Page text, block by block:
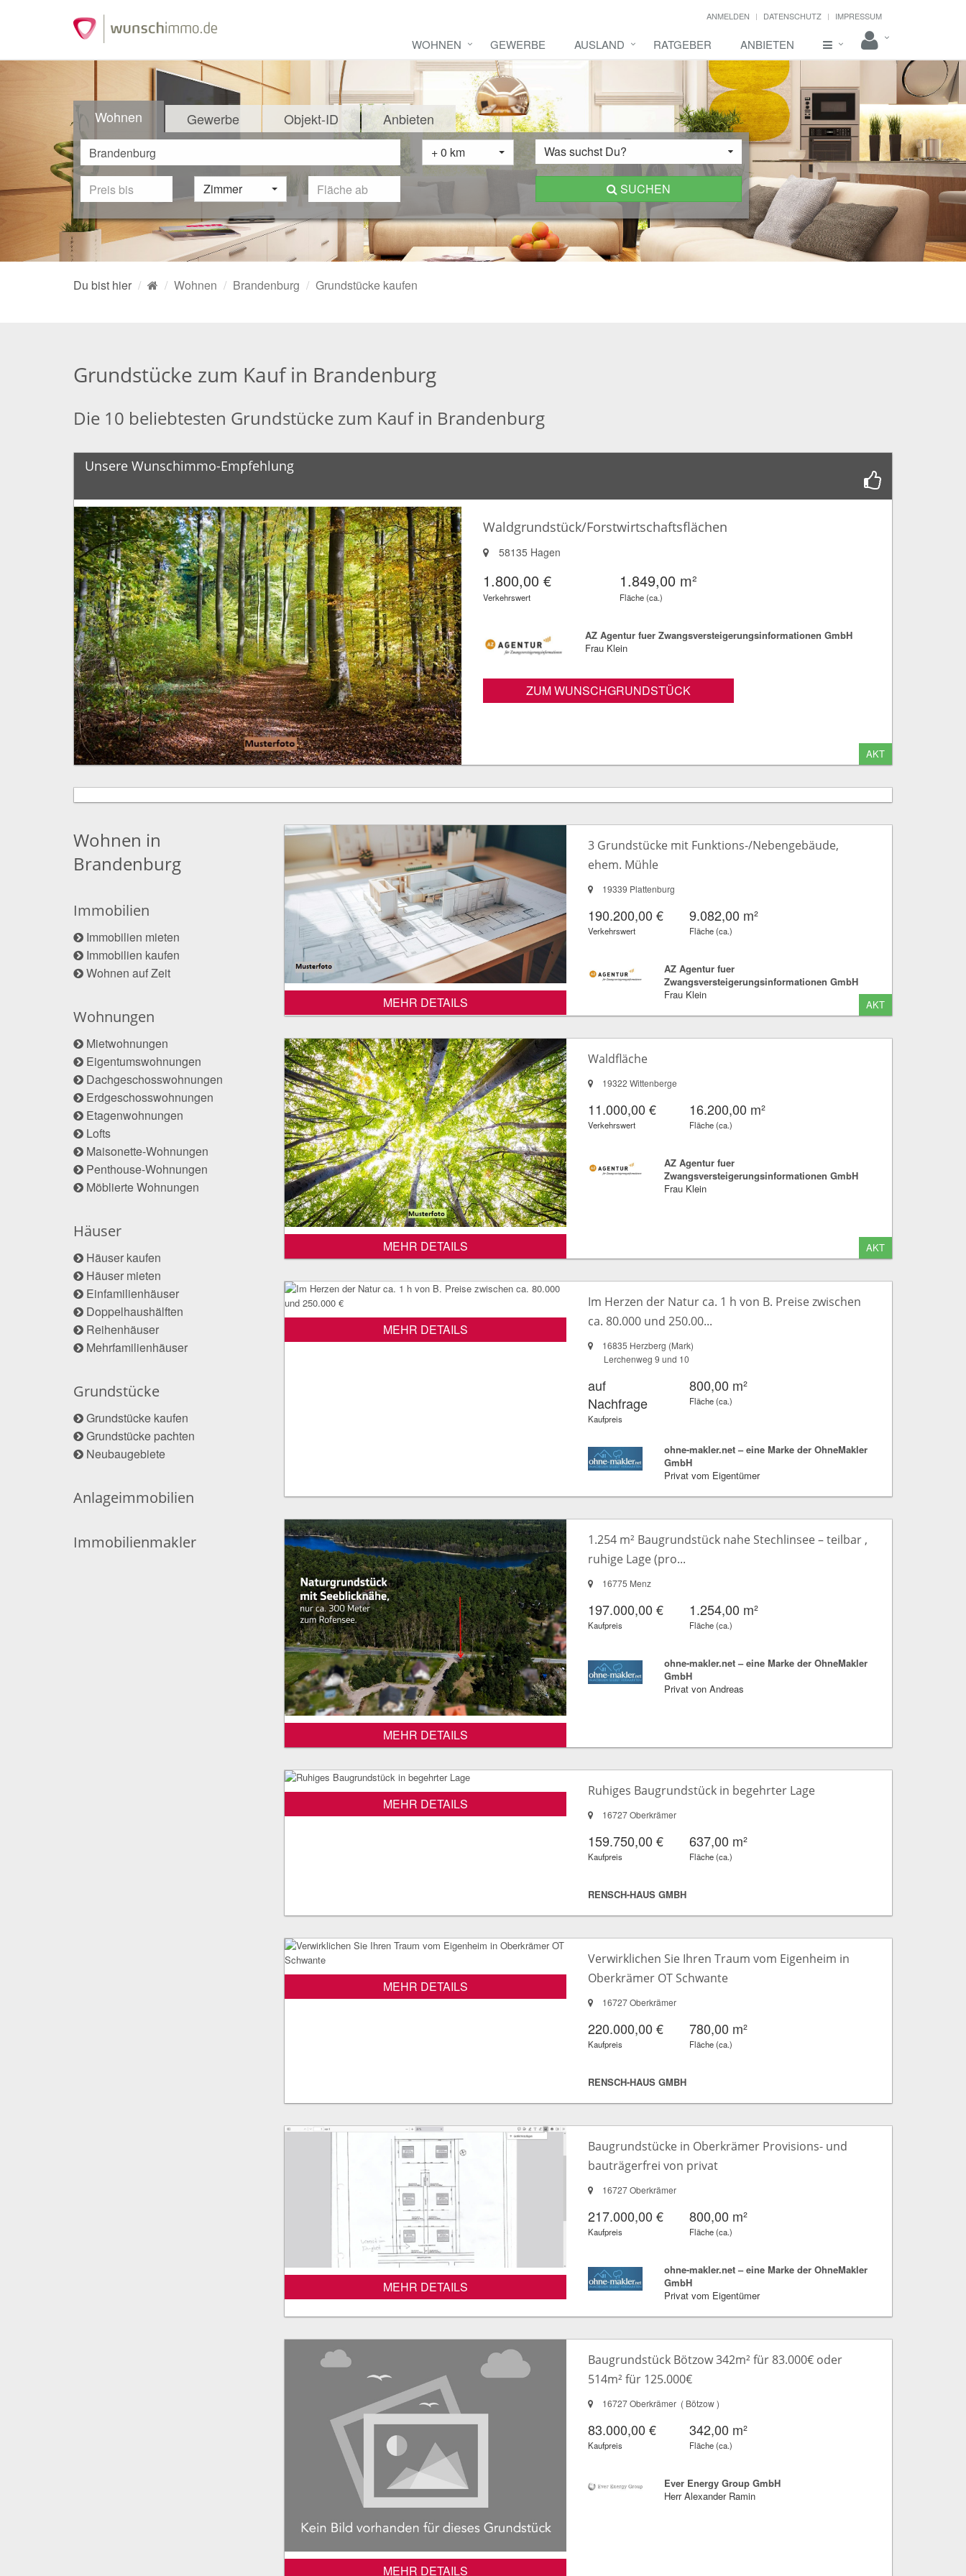
ANMELDEN DATENSCHUTZ IMPRESSUM
WOHNEN GEWERBE AUSLAND RATGEBER ANBIETEN
Wohnen Gewerbe Objekt-ID Anbieten
+ 0 km Was suchst Du?
Zimmer SUCHEN
Du bist hier Wohnen Brandenburg Grundstücke kaufen
Grundstücke zum Kauf in Brandenburg
Die 10 beliebtesten Grundstücke zum Kauf in Brandenburg
Unsere Wunschimmo-Empfehlung
Waldgrundstück/Forstwirtschaftsflächen
58135 Hagen
1.800,00 €
Verkehrswert
1.849,00 m²
Fläche (ca.)
AZ Agentur fuer Zwangsversteigerungsinformationen GmbH
Frau Klein
ZUM WUNSCHGRUNDSTÜCK
AKT
Wohnen in
Brandenburg
Immobilien
Immobilien mieten
Immobilien kaufen
Wohnen auf Zeit
Wohnungen
Mietwohnungen
Eigentumswohnungen
Dachgeschosswohnungen
Erdgeschosswohnungen
Etagenwohnungen
Lofts
Maisonette-Wohnungen
Penthouse-Wohnungen
Möblierte Wohnungen
Häuser
Häuser kaufen
Häuser mieten
Einfamilienhäuser
Doppelhaushälften
Reihenhäuser
Mehrfamilienhäuser
Grundstücke
Grundstücke kaufen
Grundstücke pachten
Neubaugebiete
Anlageimmobilien
Immobilienmakler
MEHR DETAILS
3 Grundstücke mit Funktions-/Nebengebäude,
ehem. Mühle
19339 Plattenburg
190.200,00 €
Verkehrswert
9.082,00 m²
Fläche (ca.)
AZ Agentur fuer
Zwangsversteigerungsinformationen GmbH
Frau Klein
AKT
MEHR DETAILS
Waldfläche
19322 Wittenberge
11.000,00 €
Verkehrswert
16.200,00 m²
Fläche (ca.)
AZ Agentur fuer
Zwangsversteigerungsinformationen GmbH
Frau Klein
AKT
MEHR DETAILS
Im Herzen der Natur ca. 1 h von B. Preise zwischen
ca. 80.000 und 250.00...
16835 Herzberg (Mark)
Lerchenweg 9 und 10
auf
Nachfrage
Kaufpreis
800,00 m²
Fläche (ca.)
ohne-makler.net – eine Marke der OhneMakler
GmbH
Privat vom Eigentümer
MEHR DETAILS
1.254 m² Baugrundstück nahe Stechlinsee – teilbar ,
ruhige Lage (pro...
16775 Menz
197.000,00 €
Kaufpreis
1.254,00 m²
Fläche (ca.)
ohne-makler.net – eine Marke der OhneMakler
GmbH
Privat von Andreas
MEHR DETAILS
Ruhiges Baugrundstück in begehrter Lage
16727 Oberkrämer
159.750,00 €
Kaufpreis
637,00 m²
Fläche (ca.)
RENSCH-HAUS GMBH
MEHR DETAILS
Verwirklichen Sie Ihren Traum vom Eigenheim in
Oberkrämer OT Schwante
16727 Oberkrämer
220.000,00 €
Kaufpreis
780,00 m²
Fläche (ca.)
RENSCH-HAUS GMBH
MEHR DETAILS
Baugrundstücke in Oberkrämer Provisions- und
bauträgerfrei von privat
16727 Oberkrämer
217.000,00 €
Kaufpreis
800,00 m²
Fläche (ca.)
ohne-makler.net – eine Marke der OhneMakler
GmbH
Privat vom Eigentümer
MEHR DETAILS
Baugrundstück Bötzow 342m² für 83.000€ oder
514m² für 125.000€
16727 Oberkrämer ( Bötzow )
83.000,00 €
Kaufpreis
342,00 m²
Fläche (ca.)
Ever Energy Group GmbH
Herr Alexander Ramin